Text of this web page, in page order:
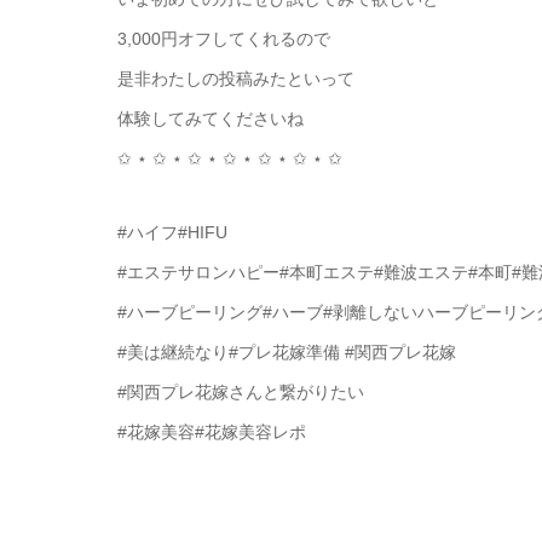
3,000円オフしてくれるので
是非わたしの投稿みたといって
体験してみてくださいね
✩ ⋆ ✩ ⋆ ✩ ⋆ ✩ ⋆ ✩ ⋆ ✩ ⋆ ✩
#ハイフ#HIFU
#エステサロンハピー#本町エステ#難波エステ#本町#難
#ハーブピーリング#ハーブ#剥離しないハーブピーリン
#美は継続なり#プレ花嫁準備 #関西プレ花嫁
#関西プレ花嫁さんと繋がりたい
#花嫁美容#花嫁美容レポ